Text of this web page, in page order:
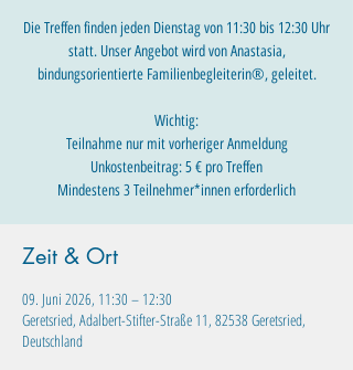
Die Treffen finden jeden Dienstag von 11:30 bis 12:30 Uhr
statt. Unser Angebot wird von Anastasia,
bindungsorientierte Familienbegleiterin®, geleitet.
Wichtig:
Teilnahme nur mit vorheriger Anmeldung
Unkostenbeitrag: 5 € pro Treffen
Mindestens 3 Teilnehmer*innen erforderlich
Zeit & Ort
09. Juni 2026, 11:30 – 12:30
Geretsried, Adalbert-Stifter-Straße 11, 82538 Geretsried,
Deutschland